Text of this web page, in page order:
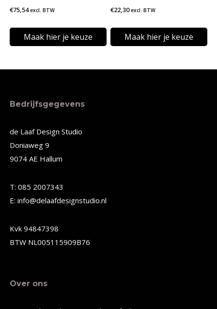
€75,54 excl. BTW
Maak hier je keuze
product
meerdere
Deze
optie
kan
worden
de
productpagina
€22,30 excl. BTW
Maak hier je keuze
product
Bedrijfsgegevens
de Laaf Design Studio
Doniaweg 9
9074 AE Hallum
T: 085 2007343
E: info@delaafdesignstudio.nl
Kvk 94847398
BTW NL005115909B76
Over ons